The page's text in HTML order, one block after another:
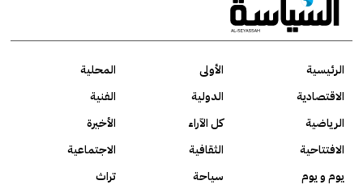
الرئيسية الأولى
المحلية
الاقتصادية
الدولية
الفنية
الرياضية
كل الآراء
الأخيرة
الافتتاحية
الثقافية
الاجتماعية
يوم و يوم
سياحة
تراث